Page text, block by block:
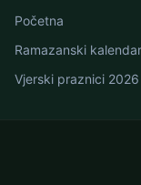
Početna
Ramazanski kalendar
Vjerski praznici 2026
Namaz vremena